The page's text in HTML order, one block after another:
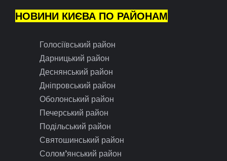
НОВИНИ КИЄВА ПО РАЙОНАМ
Голосіївський район
Дарницький район
Деснянський район
Дніпровський район
Оболонський район
Печерський район
Подільський район
Святошинський район
Солом’янський район